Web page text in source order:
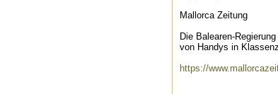
Mallorca Zeitung
Die Balearen-
von Handys in
https://